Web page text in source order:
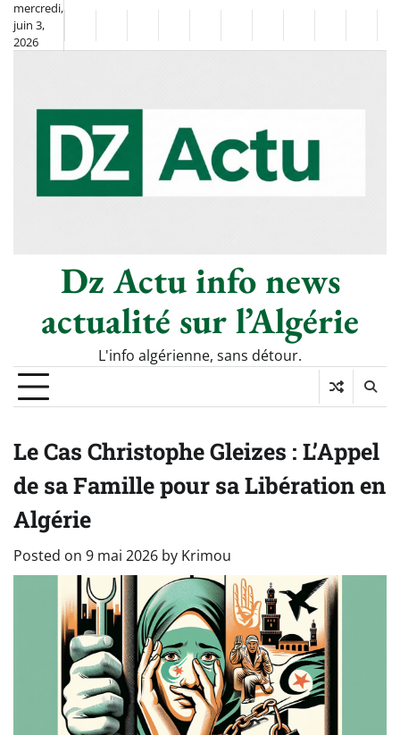
Skip
to
content
mercredi,
juin 3,
2026
FlashSportclasséDiasporaChronique
Le
Thé
SociétéCultureMondeÉconomie
Tech
Dz Actu info news
actualité sur l’Algérie
L'info algérienne, sans détour.
Le Cas Christophe Gleizes : L’Appel
de sa Famille pour sa Libération en
Algérie
Posted on 9 mai 2026 by Krimou